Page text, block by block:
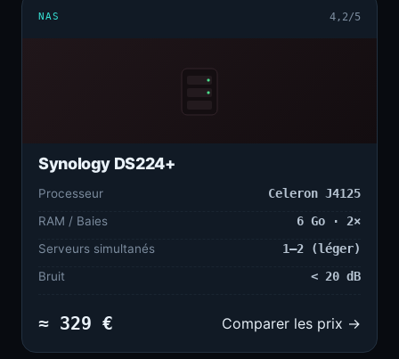
NAS 4,2/5
Synology DS224+
Processeur
Celeron J4125
RAM / Baies
6 Go · 2×
Serveurs simultanés
1–2 (léger)
Bruit
< 20 dB
≈ 329 € Comparer les prix →